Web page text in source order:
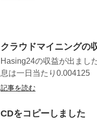
クラウドマイニングの
Hasing24の収益が出まし
息は一日当たり
記事を読む
CDをコピーしました